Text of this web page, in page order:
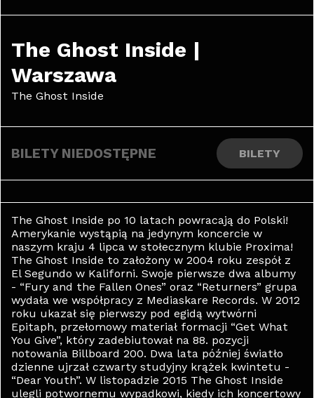
The Ghost Inside |
Warszawa
The Ghost Inside
BILETY NIEDOSTĘPNE BILETY
The Ghost Inside po 10 latach powracają do Polski!
Amerykanie wystąpią na jedynym koncercie w
naszym kraju 4 lipca w stołecznym klubie Proxima!
The Ghost Inside to założony w 2004 roku zespół z
El Segundo w Kaliforni. Swoje pierwsze dwa albumy
- “Fury and the Fallen Ones” oraz “Returners” grupa
wydała we współpracy z Mediaskare Records. W 2012
roku ukazał się pierwszy pod egidą wytwórni
Epitaph, przełomowy materiał formacji “Get What
You Give”, który zadebiutował na 88. pozycji
notowania Billboard 200. Dwa lata później światło
dzienne ujrzał czwarty studyjny krążek kwintetu -
“Dear Youth”. W listopadzie 2015 The Ghost Inside
ulegli potwornemu wypadkowi, kiedy ich koncertowy